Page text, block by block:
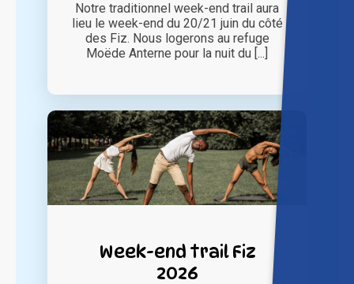
Notre traditionnel week-end trail aura
lieu le week-end du 20/21 juin du côté
des Fiz. Nous logerons au refuge
Moëde Anterne pour la nuit du [...]
Week-end trail Fiz
2026